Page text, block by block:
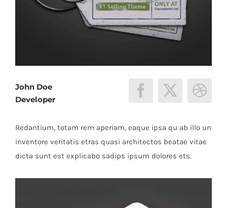
John Doe
Developer
Redantium, totam rem aperiam, eaque ipsa qu ab illo un
inventore veritatis etras quasi architectos beatae vitae
dicta sunt est explicabo sadips ipsum dolores ets.